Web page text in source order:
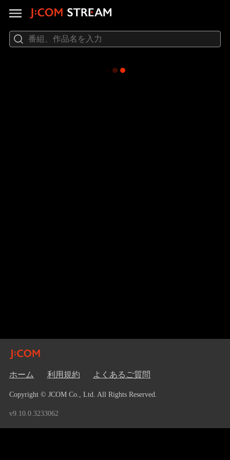
ホーム 利用規約 よくあるご質問
Copyright © JCOM Co., Ltd. All Rights Reserved.
v9.10.0.3233062